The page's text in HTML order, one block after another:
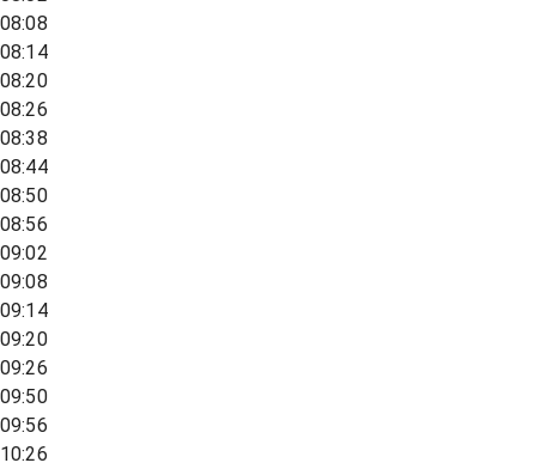
08:08
08:14
08:20
08:26
08:38
08:44
08:50
08:56
09:02
09:08
09:14
09:20
09:26
09:50
09:56
10:26